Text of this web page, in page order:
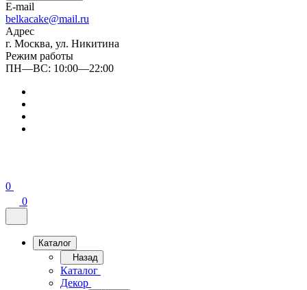
E-mail
belkacake@mail.ru
Адрес
г. Москва, ул. Никитина
Режим работы
ПН—ВС: 10:00—22:00
0
0
Каталог
Назад
Каталог
Декор